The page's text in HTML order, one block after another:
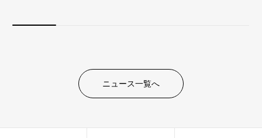
ニュース一覧へ